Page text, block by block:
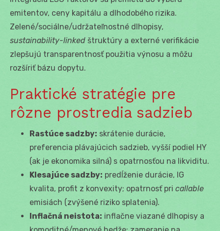
emitentov, ceny kapitálu a dlhodobého rizika.
Zelené/sociálne/udržateľnostné dlhopisy,
sustainability-linked štruktúry a externé verifikácie
zlepšujú transparentnosť použitia výnosu a môžu
rozšíriť bázu dopytu.
Praktické stratégie pre
rôzne prostredia sadzieb
Rastúce sadzby: skrátenie durácie,
preferencia plávajúcich sadzieb, vyšší podiel HY
(ak je ekonomika silná) s opatrnosťou na likviditu.
Klesajúce sadzby: predĺženie durácie, IG
kvalita, profit z konvexity; opatrnosť pri callable
emisiách (zvýšené riziko splatenia).
Inflačná neistota: inflačne viazané dlhopisy a